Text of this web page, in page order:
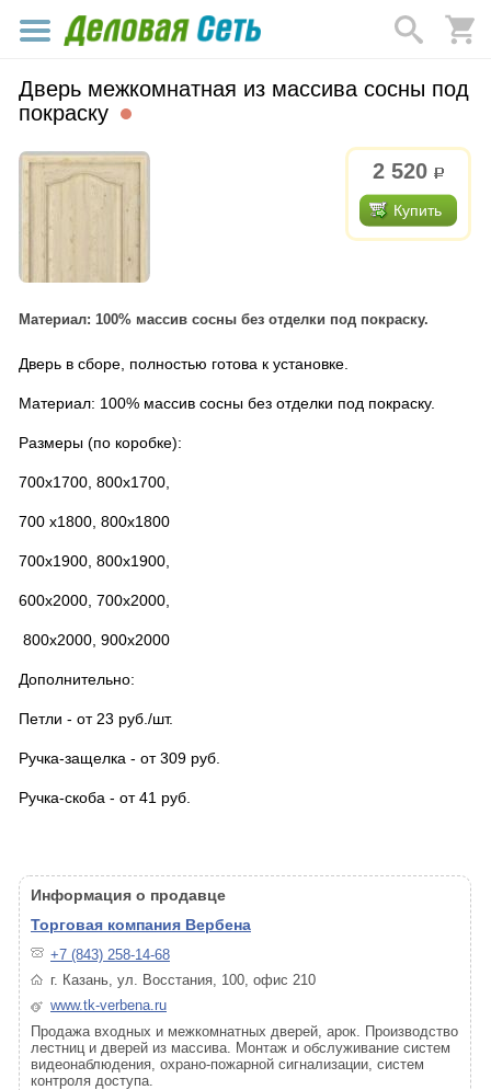
Дверь межкомнатная из массива сосны под
покраску
2 520 р.
Купить
Материал: 100% массив сосны без отделки под покраску.
Дверь в сборе, полностью готова к установке.
Материал: 100% массив сосны без отделки под покраску.
Размеры (по коробке):
700х1700, 800х1700,
700 х1800, 800х1800
700х1900, 800х1900,
600х2000, 700х2000,
800х2000, 900х2000
Дополнительно:
Петли - от 23 руб./шт.
Ручка-защелка - от 309 руб.
Ручка-скоба - от 41 руб.
Информация о продавце
Торговая компания Вербена
+7 (843) 258-14-68
г. Казань, ул. Восстания, 100, офис 210
www.tk-verbena.ru
Продажа входных и межкомнатных дверей, арок. Производство
лестниц и дверей из массива. Монтаж и обслуживание систем
видеонаблюдения, охрано-пожарной сигнализации, систем
контроля доступа.